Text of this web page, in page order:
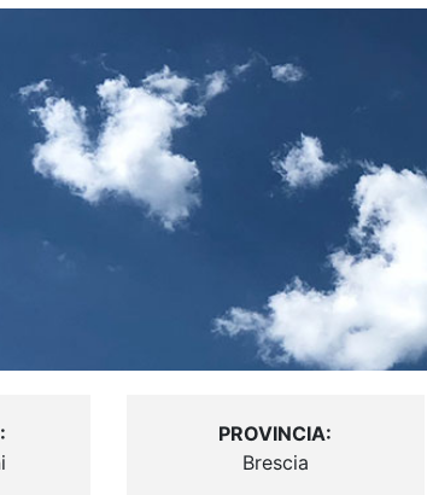
PROVINCIA:
Brescia